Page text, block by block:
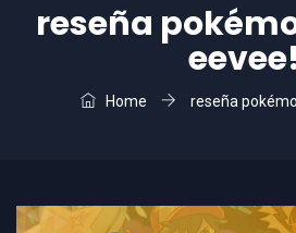
reseña
eevee!
Home reseña